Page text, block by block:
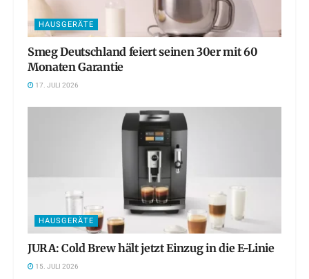
HAUSGERÄTE
Smeg Deutschland feiert seinen 30er mit 60
Monaten Garantie
17. JULI 2026
HAUSGERÄTE
JURA: Cold Brew hält jetzt Einzug in die E-Linie
15. JULI 2026